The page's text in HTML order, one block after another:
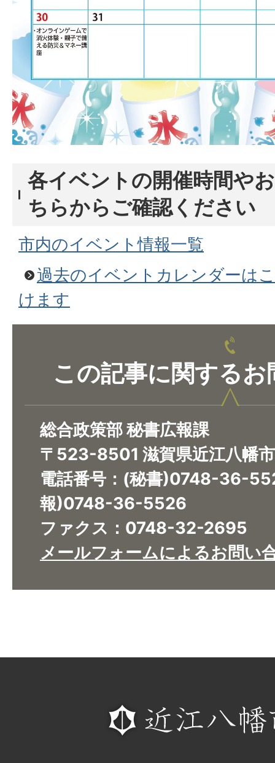
各イベントの開催時間や
ちらからご確認ください
市内のイベント情報一覧
過去のイベントカレンダーは
けます
この記事に関するお
総合政策部 秘書広報課
〒523-8501 滋賀県近江八幡
電話番号：(秘書)0748-36-
報)0748-36-5526
ファクス：0748-32-2695
メールフォームによるお問い